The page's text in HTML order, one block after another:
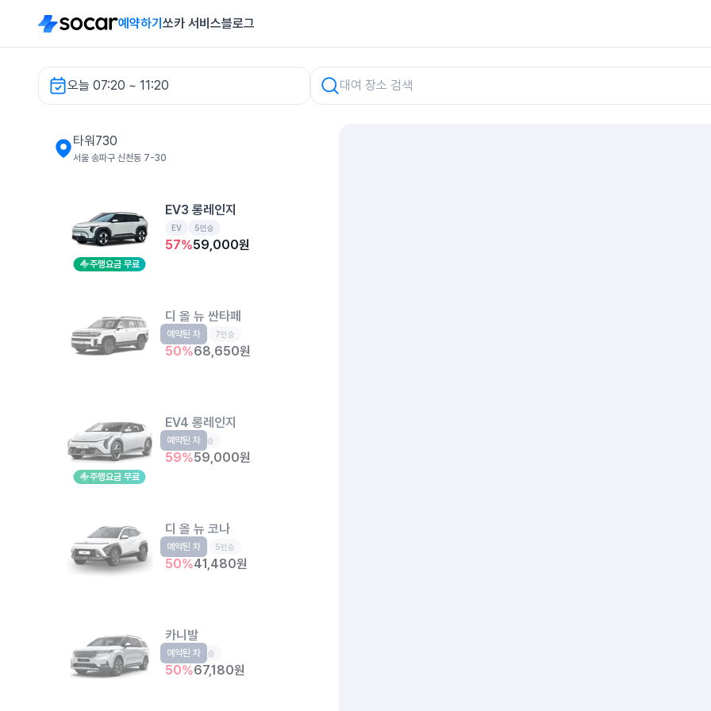
예약하기 쏘카 서비스블로그
오늘 07:20 ~ 11:20
타워730 렌터카
타워730
서울 송파구 신천동 7-30
주행요금 무료
EV3 롱레인지
EV 5인승
57%59,000원
디 올 뉴 싼타페
중형SUV 7인승
50%68,650원
예약된 차
주행요금 무료
EV4 롱레인지
EV 5인승
59%59,000원
예약된 차
디 올 뉴 코나
소형SUV 5인승
50%41,480원
예약된 차
카니발
RV 9인승
50%67,180원
예약된 차